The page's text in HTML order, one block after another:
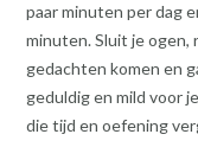
paar minuten per dag
minuten. Sluit je ogen,
gedachten komen en
geduldig en mild voor
die tijd en oefening